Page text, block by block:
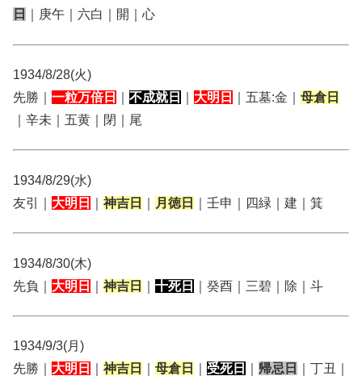
日
｜庚午｜六白｜開｜心
1934/8/28(火)
先勝｜ 一粒万倍日 不成就日 大明日 ｜五墓:金｜ 母倉日
｜辛未｜五黄｜閉｜尾
1934/8/29(水)
友引｜ 大明日 神吉日 月徳日 ｜壬申｜四緑｜建｜箕
1934/8/30(木)
先負｜ 大明日 神吉日 十死日 ｜癸酉｜三碧｜除｜斗
1934/9/3(月)
先勝｜ 大明日 神吉日 母倉日 受死日 帰忌日 ｜丁丑｜